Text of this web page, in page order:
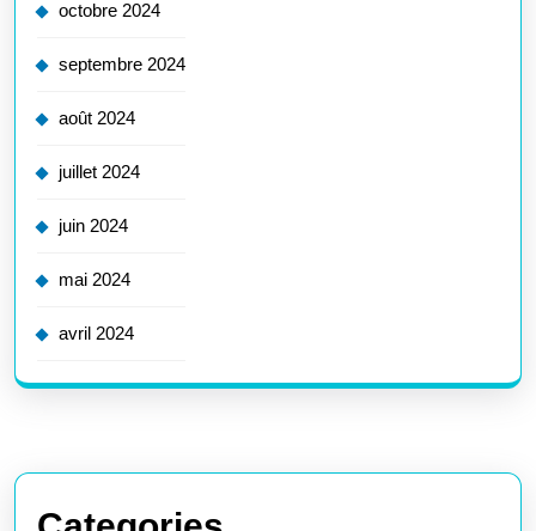
octobre 2024
septembre 2024
août 2024
juillet 2024
juin 2024
mai 2024
avril 2024